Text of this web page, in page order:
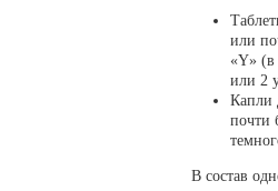
или
«Y» (в
или 2
Капли
почти
В состав